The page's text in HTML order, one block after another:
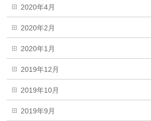
2020年4月
2020年2月
2020年1月
2019年12月
2019年10月
2019年9月